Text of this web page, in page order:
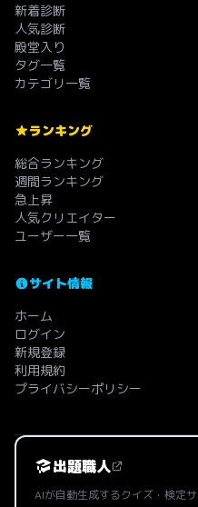
新着診断
人気診断
殿堂入り
タグ一覧
カテゴリ一覧
ランキング
総合ランキング
週間ランキング
急上昇
人気クリエイター
ユーザー一覧
サイト情報
ホーム
ログイン
新規登録
利用規約
プライバシーポリシー
出題職人
AIが自動生成するクイズ・検定